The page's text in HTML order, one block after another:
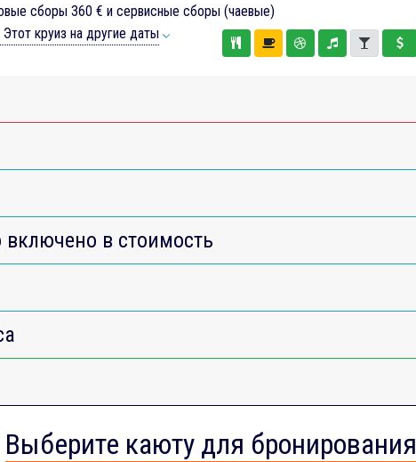
сборы 360 € и сервисные сборы (чаевые)
Этот круиз на другие даты
в стоимость
Выберите каюту для бронирования